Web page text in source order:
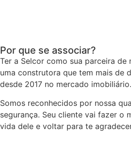
Por que se associar?
Ter a Selcor como sua parceira
uma construtora que tem mais de
desde 2017 no mercado imobiliário.
Somos reconhecidos por nossa
segurança. Seu cliente vai fazer o
vida dele e voltar para te